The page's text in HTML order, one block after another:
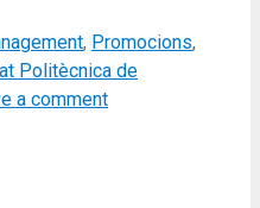
, Promocions,
Politècnica de
a comment